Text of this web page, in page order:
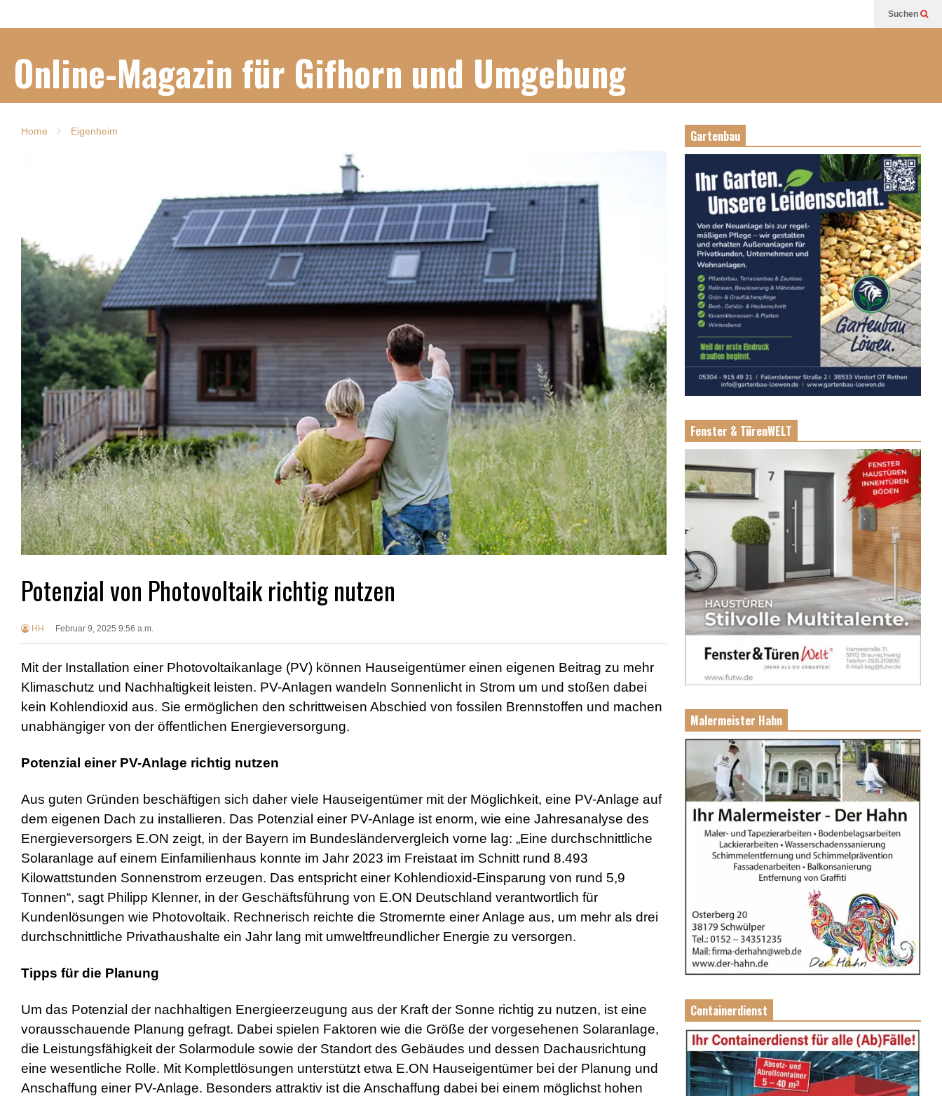
Suchen
Online-Magazin für Gifhorn und Umgebung
Home Eigenheim
Potenzial von Photovoltaik richtig nutzen
HH Februar 9, 2025 9:56 a.m.
Mit der Installation einer Photovoltaikanlage (PV) können Hauseigentümer einen eigenen Beitrag zu mehr
Klimaschutz und Nachhaltigkeit leisten. PV-Anlagen wandeln Sonnenlicht in Strom um und stoßen dabei
kein Kohlendioxid aus. Sie ermöglichen den schrittweisen Abschied von fossilen Brennstoffen und machen
unabhängiger von der öffentlichen Energieversorgung.
Potenzial einer PV-Anlage richtig nutzen
Aus guten Gründen beschäftigen sich daher viele Hauseigentümer mit der Möglichkeit, eine PV-Anlage auf
dem eigenen Dach zu installieren. Das Potenzial einer PV-Anlage ist enorm, wie eine Jahresanalyse des
Energieversorgers E.ON zeigt, in der Bayern im Bundesländervergleich vorne lag: „Eine durchschnittliche
Solaranlage auf einem Einfamilienhaus konnte im Jahr 2023 im Freistaat im Schnitt rund 8.493
Kilowattstunden Sonnenstrom erzeugen. Das entspricht einer Kohlendioxid-Einsparung von rund 5,9
Tonnen“, sagt Philipp Klenner, in der Geschäftsführung von E.ON Deutschland verantwortlich für
Kundenlösungen wie Photovoltaik. Rechnerisch reichte die Stromernte einer Anlage aus, um mehr als drei
durchschnittliche Privathaushalte ein Jahr lang mit umweltfreundlicher Energie zu versorgen.
Tipps für die Planung
Um das Potenzial der nachhaltigen Energieerzeugung aus der Kraft der Sonne richtig zu nutzen, ist eine
vorausschauende Planung gefragt. Dabei spielen Faktoren wie die Größe der vorgesehenen Solaranlage,
die Leistungsfähigkeit der Solarmodule sowie der Standort des Gebäudes und dessen Dachausrichtung
eine wesentliche Rolle. Mit Komplettlösungen unterstützt etwa E.ON Hauseigentümer bei der Planung und
Anschaffung einer PV-Anlage. Besonders attraktiv ist die Anschaffung dabei bei einem möglichst hohen
Gartenbau
Fenster & TürenWELT
Malermeister Hahn
Containerdienst